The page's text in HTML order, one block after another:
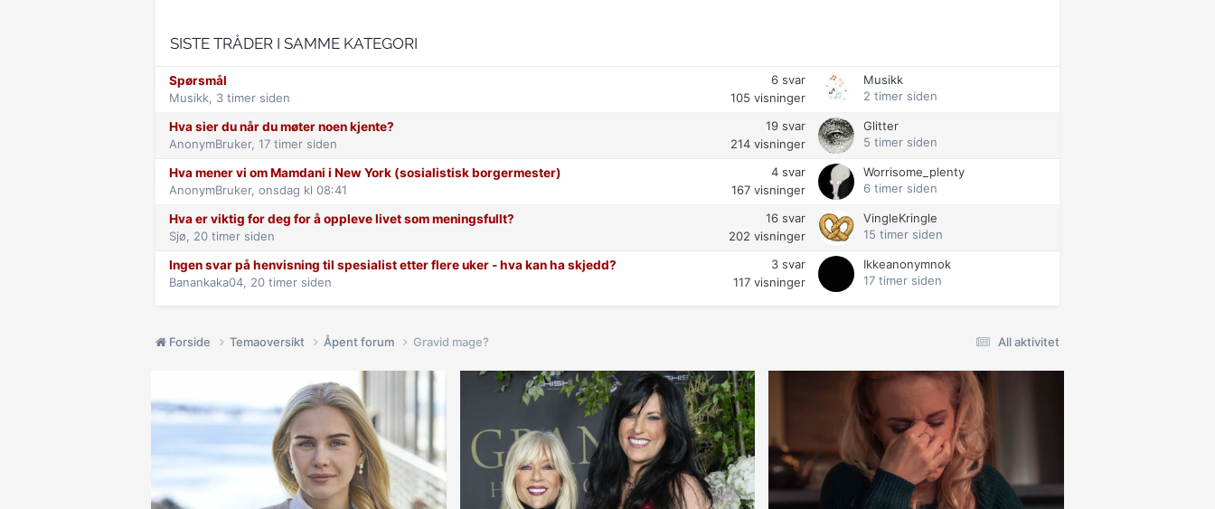
SISTE TRÅDER I SAMME KATEGORI
Spørsmål
Musikk, 3 timer siden
6 svar
105 visninger
Musikk
2 timer siden
Hva sier du når du møter noen kjente?
AnonymBruker, 17 timer siden
19 svar
214 visninger
Glitter
5 timer siden
Hva mener vi om Mamdani i New York (sosialistisk borgermester)
AnonymBruker, onsdag kl 08:41
4 svar
167 visninger
Worrisome_plenty
6 timer siden
Hva er viktig for deg for å oppleve livet som meningsfullt?
Sjø, 20 timer siden
16 svar
202 visninger
VingleKringle
15 timer siden
Ingen svar på henvisning til spesialist etter flere uker - hva kan ha skjedd?
Banankaka04, 20 timer siden
3 svar
117 visninger
Ikkeanonymnok
17 timer siden
All aktivitet
Forside Temaoversikt Åpent forum Gravid mage?